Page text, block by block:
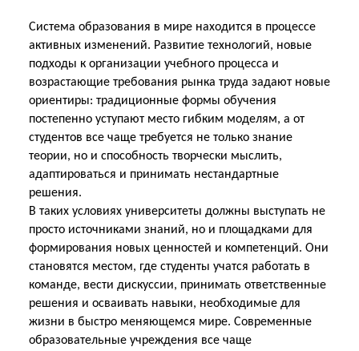
Система образования в мире находится в процессе
активных изменений. Развитие технологий, новые
подходы к организации учебного процесса и
возрастающие требования рынка труда задают новые
ориентиры: традиционные формы обучения
постепенно уступают место гибким моделям, а от
студентов все чаще требуется не только знание
теории, но и способность творчески мыслить,
адаптироваться и принимать нестандартные
решения.
В таких условиях университеты должны выступать не
просто источниками знаний, но и площадками для
формирования новых ценностей и компетенций. Они
становятся местом, где студенты учатся работать в
команде, вести дискуссии, принимать ответственные
решения и осваивать навыки, необходимые для
жизни в быстро меняющемся мире. Современные
образовательные учреждения все чаще